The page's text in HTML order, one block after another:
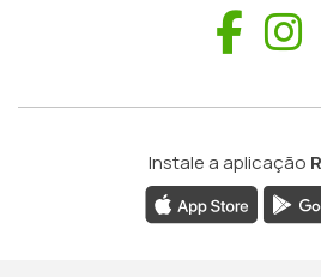
Instale a aplicação